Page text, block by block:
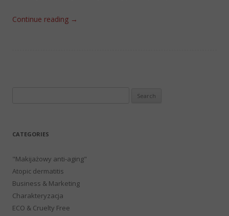
Continue reading →
CATEGORIES
"Makijażowy anti-aging"
Atopic dermatitis
Business & Marketing
Charakteryzacja
ECO & Cruelty Free